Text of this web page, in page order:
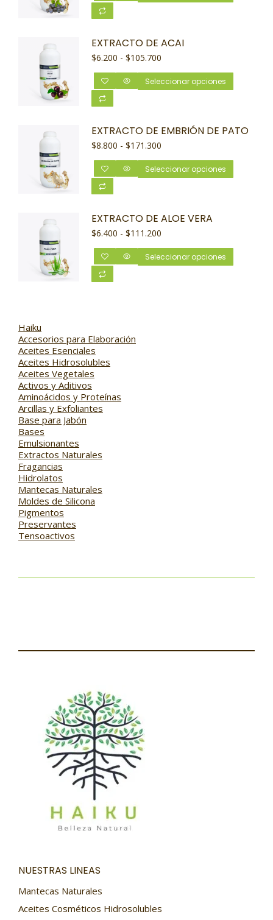
EXTRACTO DE ACAI
$6.200 - $105.700
Seleccionar opciones
EXTRACTO DE EMBRIÓN DE PATO
$8.800 - $171.300
Seleccionar opciones
EXTRACTO DE ALOE VERA
$6.400 - $111.200
Seleccionar opciones
Haiku
Accesorios para Elaboración
Aceites Esenciales
Aceites Hidrosolubles
Aceites Vegetales
Activos y Aditivos
Aminoácidos y Proteínas
Arcillas y Exfoliantes
Base para Jabón
Bases
Emulsionantes
Extractos Naturales
Fragancias
Hidrolatos
Mantecas Naturales
Moldes de Silicona
Pigmentos
Preservantes
Tensoactivos
NUESTRAS LINEAS
Mantecas Naturales
Aceites Cosméticos Hidrosolubles